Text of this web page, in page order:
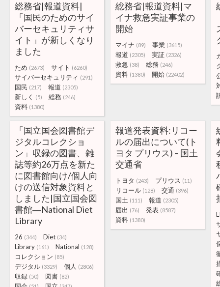
総務省|報道資料|
「国民のためのサイ
バーセキュリティサ
イト」が新しくなり
ました
ため (2673) サイト (6260)
サイバーセキュリティ (291)
国民 (217) 報道 (2305)
新しく (5) 総務 (246)
資料 (1380)
総務省|報道資料|マ
イナ救急実証事業の
開始
マイナ (89) 事業 (3615)
報道 (2305) 実証 (2326)
救急 (38) 総務 (246)
資料 (1380) 開始 (22402)
「国立国会図書館デ
ジタルコレクショ
ン」収録の図書、雑
誌等約26万点を新た
に図書館向け/個人向
けの送信対象資料と
しました|国立国会図
書館―National Diet
Library
26 (344) Diet (34)
Library (161) National (128)
コレクション (85)
デジタル (3329) 個人 (2806)
収録 (50) 図書 (82)
報道発表資料:リコー
ルの届出について(ト
ヨタ プリウス) – 国土
交通省
トヨタ (243) プリウス (11)
リコール (128) 交通 (396)
国土 (111) 報道 (2305)
届出 (76) 発表 (8587)
資料 (1380)